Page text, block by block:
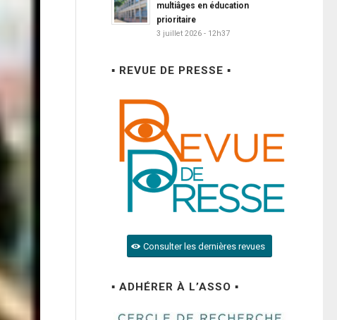
multiâges en éducation
prioritaire
3 juillet 2026 - 12h37
▪ REVUE DE PRESSE ▪
Consulter les dernières revues
▪ ADHÉRER À L’ASSO ▪